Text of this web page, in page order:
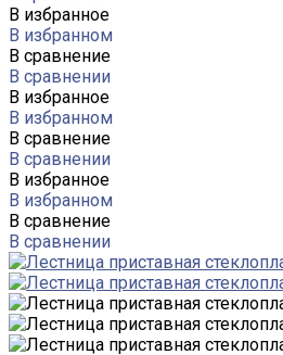
В избранное
В избранном
В сравнение
В сравнении
В избранное
В избранном
В сравнение
В сравнении
В избранное
В избранном
В сравнение
В сравнении